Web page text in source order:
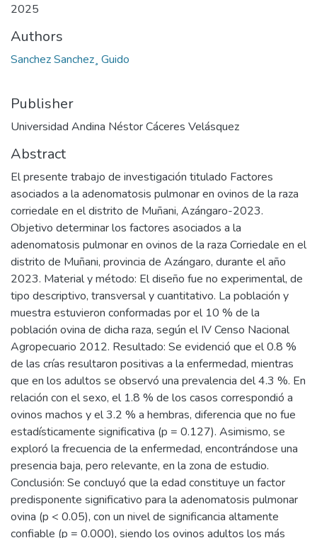
2025
Authors
Sanchez Sanchez¸ Guido
Publisher
Universidad Andina Néstor Cáceres Velásquez
Abstract
El presente trabajo de investigación titulado Factores
asociados a la adenomatosis pulmonar en ovinos de la raza
corriedale en el distrito de Muñani, Azángaro-2023.
Objetivo determinar los factores asociados a la
adenomatosis pulmonar en ovinos de la raza Corriedale en el
distrito de Muñani, provincia de Azángaro, durante el año
2023. Material y método: El diseño fue no experimental, de
tipo descriptivo, transversal y cuantitativo. La población y
muestra estuvieron conformadas por el 10 % de la
población ovina de dicha raza, según el IV Censo Nacional
Agropecuario 2012. Resultado: Se evidenció que el 0.8 %
de las crías resultaron positivas a la enfermedad, mientras
que en los adultos se observó una prevalencia del 4.3 %. En
relación con el sexo, el 1.8 % de los casos correspondió a
ovinos machos y el 3.2 % a hembras, diferencia que no fue
estadísticamente significativa (p = 0.127). Asimismo, se
exploró la frecuencia de la enfermedad, encontrándose una
presencia baja, pero relevante, en la zona de estudio.
Conclusión: Se concluyó que la edad constituye un factor
predisponente significativo para la adenomatosis pulmonar
ovina (p < 0.05), con un nivel de significancia altamente
confiable (p = 0.000), siendo los ovinos adultos los más